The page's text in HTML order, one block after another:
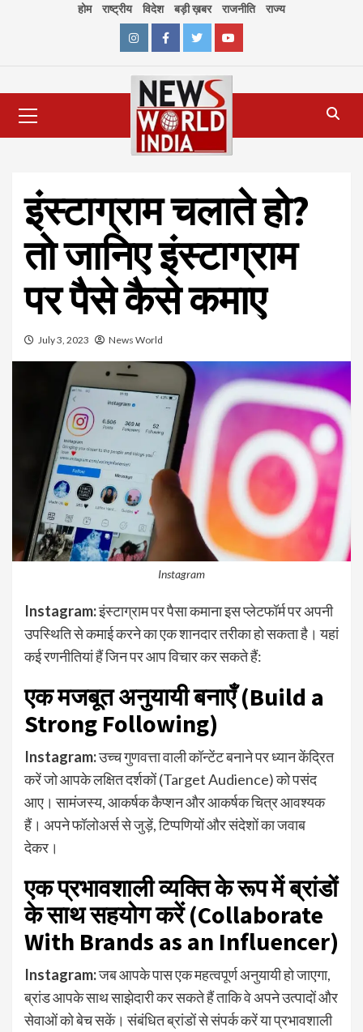
होम राष्ट्रीय विदेश बड़ी ख़बर राजनीति राज्य
InstagramFacebookTwitterYoutube
Menu
इंस्टाग्राम चलाते हो?
तो जानिए इंस्टाग्राम
पर पैसे कैसे कमाए
July 3, 2023 News World
Instagram
Instagram:इंस्टाग्राम पर पैसा कमाना इस प्लेटफॉर्म पर अपनी
उपस्थिति से कमाई करने का एक शानदार तरीका हो सकता है। यहां
कई रणनीतियां हैं जिन पर आप विचार कर सकते हैं:
एक मजबूत अनुयायी बनाएँ (Build a
Strong Following)
Instagram:उच्च गुणवत्ता वाली कॉन्टेंट बनाने पर ध्यान केंद्रित
करें जो आपके लक्षित दर्शकों (Target Audience) को पसंद
आए। सामंजस्य, आकर्षक कैप्शन और आकर्षक चित्र आवश्यक
हैं। अपने फॉलोअर्स से जुड़ें, टिप्पणियों और संदेशों का जवाब
देकर।
एक प्रभावशाली व्यक्ति के रूप में ब्रांडों
के साथ सहयोग करें (Collaborate
With Brands as an Influencer)
Instagram:जब आपके पास एक महत्वपूर्ण अनुयायी हो जाएगा,
ब्रांड आपके साथ साझेदारी कर सकते हैं ताकि वे अपने उत्पादों और
सेवाओं को बेच सकें। संबंधित ब्रांडों से संपर्क करें या प्रभावशाली